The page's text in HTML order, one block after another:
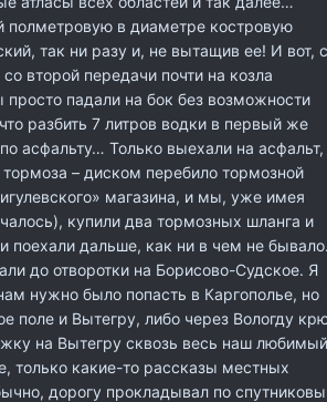
полметровую в диаметре костровую
так ни разу и, не вытащив ее! И вот,
второй передачи почти на козла
падали на бок без возможности
разбить 7 литров водки в первый же
асфальту… Только выехали на асфальт,
– диском перебило тормозной
магазина, и мы, уже имея
купили два тормозных шланга и
поехали дальше, как ни в чем не бывало.
до отворотки на Борисово-Судское. Я
нужно было попасть в Каргополье, но
поле и Вытегру, либо через Вологду
на Вытегру сквозь весь наш любимый
только какие-то рассказы местных
дорогу прокладывал по